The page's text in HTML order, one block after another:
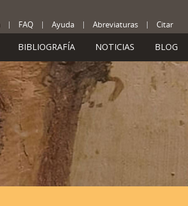
FAQ Ayuda Abreviaturas Citar
BIBLIOGRAFÍA NOTICIAS BLOG